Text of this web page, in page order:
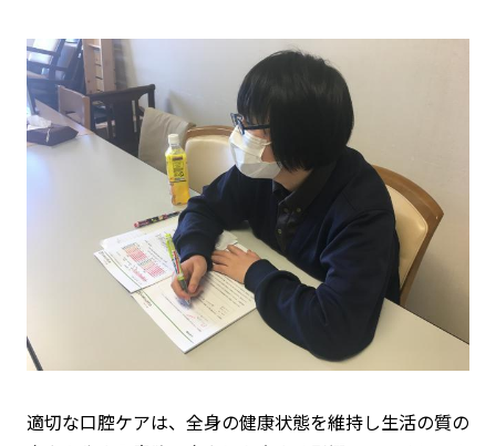
適切な口腔ケアは、全身の健康状態を維持し生活の質の